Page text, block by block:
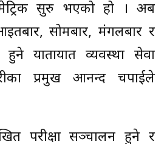
सुरु भएको हो । अब
सोमबार, मंगलबार र
हुने यातायात व्यवस्था सेवा
प्रमुख आनन्द चपाईले
परीक्षा सञ्चालन हुने र